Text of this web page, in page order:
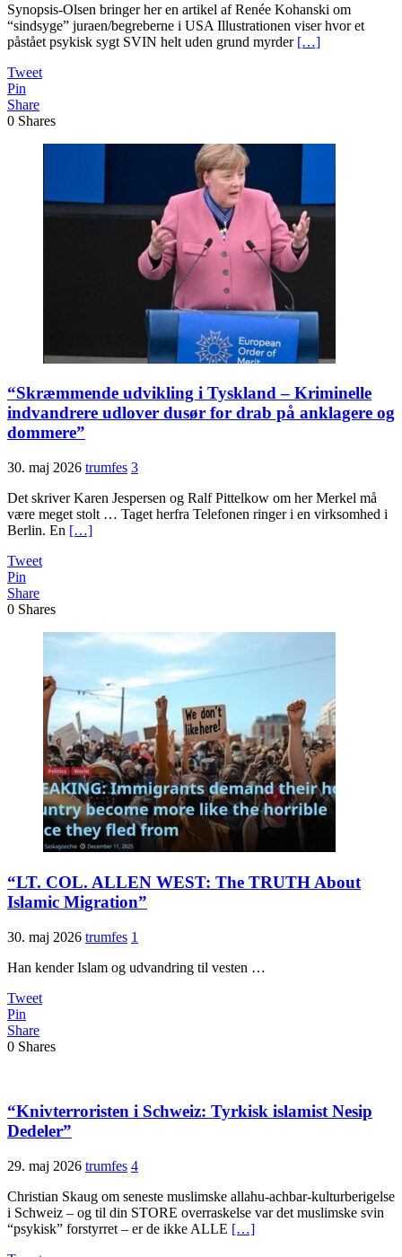
Synopsis-Olsen bringer her en artikel af Renée Kohanski om
“sindsyge” juraen/begreberne i USA Illustrationen viser hvor et
påstået psykisk sygt SVIN helt uden grund myrder […]
Tweet
Pin
Share
0 Shares
“Skræmmende udvikling i Tyskland – Kriminelle
indvandrere udlover dusør for drab på anklagere og
dommere”
30. maj 2026 trumfes 3
Det skriver Karen Jespersen og Ralf Pittelkow om her Merkel må
være meget stolt … Taget herfra Telefonen ringer i en virksomhed i
Berlin. En […]
Tweet
Pin
Share
0 Shares
“LT. COL. ALLEN WEST: The TRUTH About
Islamic Migration”
30. maj 2026 trumfes 1
Han kender Islam og udvandring til vesten …
Tweet
Pin
Share
0 Shares
“Knivterroristen i Schweiz: Tyrkisk islamist Nesip
Dedeler”
29. maj 2026 trumfes 4
Christian Skaug om seneste muslimske allahu-achbar-kulturberigelse
i Schweiz – og til din STORE overraskelse var det muslimske svin
“psykisk” forstyrret – er de ikke ALLE […]